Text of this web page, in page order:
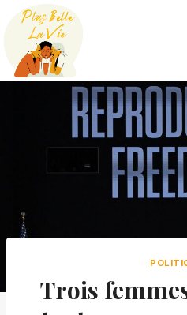
Skip
content
Trois